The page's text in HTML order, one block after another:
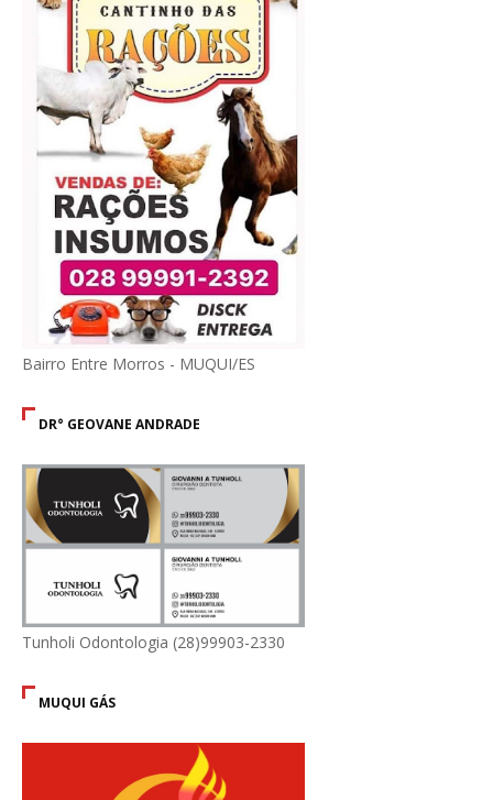
Bairro Entre Morros - MUQUI/ES
DR° GEOVANE ANDRADE
Tunholi Odontologia (28)99903-2330
MUQUI GÁS